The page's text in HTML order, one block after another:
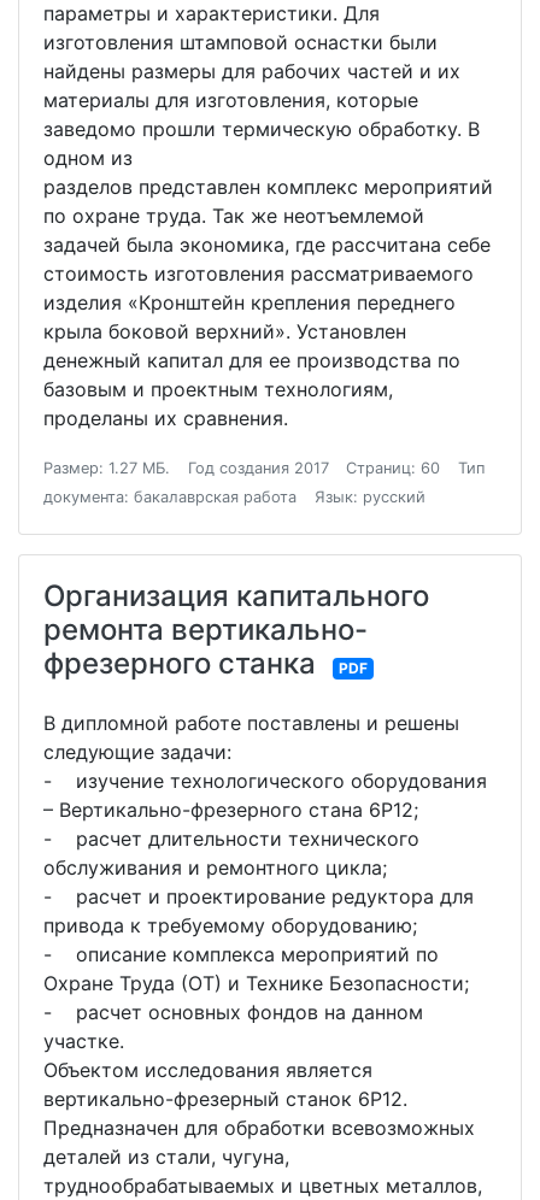
параметры и характеристики. Для
изготовления штамповой оснастки были
найдены размеры для рабочих частей и их
материалы для изготовления, которые
заведомо прошли термическую обработку. В
одном из
разделов представлен комплекс мероприятий
по охране труда. Так же неотъемлемой
задачей была экономика, где рассчитана себе
стоимость изготовления рассматриваемого
изделия «Кронштейн крепления переднего
крыла боковой верхний». Установлен
денежный капитал для ее производства по
базовым и проектным технологиям,
проделаны их сравнения.
Размер: 1.27 МБ. Год создания 2017 Страниц: 60
Тип
документа: бакалаврская работа
Язык: русский
Организация капитального
ремонта вертикально-
фрезерного станка
PDF
В дипломной работе поставлены и решены
следующие задачи:
- изучение технологического оборудования
– Вертикально-фрезерного стана 6Р12;
- расчет длительности технического
обслуживания и ремонтного цикла;
- расчет и проектирование редуктора для
привода к требуемому оборудованию;
- описание комплекса мероприятий по
Охране Труда (ОТ) и Технике Безопасности;
- расчет основных фондов на данном
участке.
Объектом исследования является
вертикально-фрезерный станок 6Р12.
Предназначен для обработки всевозможных
деталей из стали, чугуна,
труднообрабатываемых и цветных металлов,